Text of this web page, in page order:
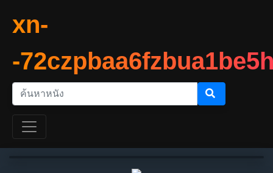
xn-
-